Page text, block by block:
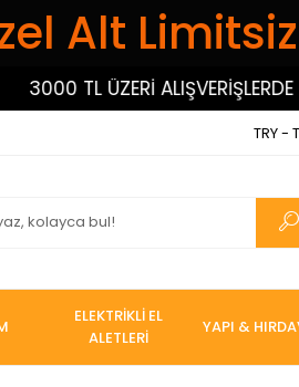
Alt
3000 TL ÜZERİ ALIŞVERİŞLERDE
TRY -
ELEKTRİKLİ EL
ALETLERİ
YAPI &